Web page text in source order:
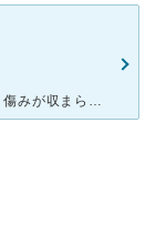
職場で足をすべらせ転倒し、その際右肩を強打。傷みが収まらないので仕事を早退して近くにあるこちらの整形外科を受診。6時まで受付でしたが、初診の場合は5時半までの受付で締め切りでした。 肩のついでに日ご